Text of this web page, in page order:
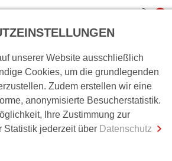
MwSt.
0,00 €
Zum Warenkorb Zur Kasse
unserer Website ausschließlich
Cookies, um die grundlegenden
Zudem erstellen wir eine
anonymisierte Besucherstatistik.
Ihre Zustimmung zur
Statistik jederzeit über Datenschutz